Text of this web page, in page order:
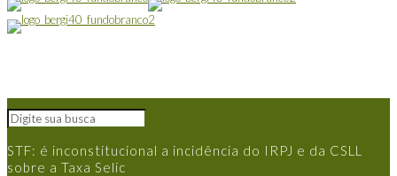
STF: é inconstitucional a incidência do IRPJ e da CSLL
sobre a Taxa Selic